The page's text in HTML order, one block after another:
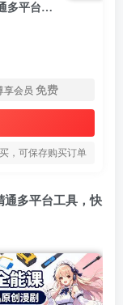
2026 AI漫剧制作一站式全能课，零基础精通多平台工具，快速批量产出原创漫剧
享会员 免费
，可保存购买订单
通多平台工具，快